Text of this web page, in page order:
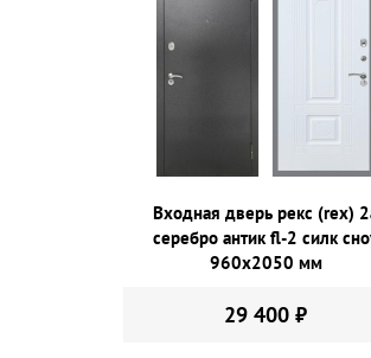
Входная дверь рекс (rex)
серебро антик fl-2 силк
960х2050 мм
29 400 ₽